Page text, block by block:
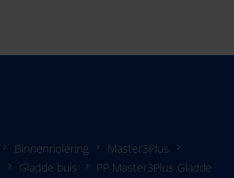
Binnenriolering
Master3Plus
Gladde buis
PP Master3Plus Gladde